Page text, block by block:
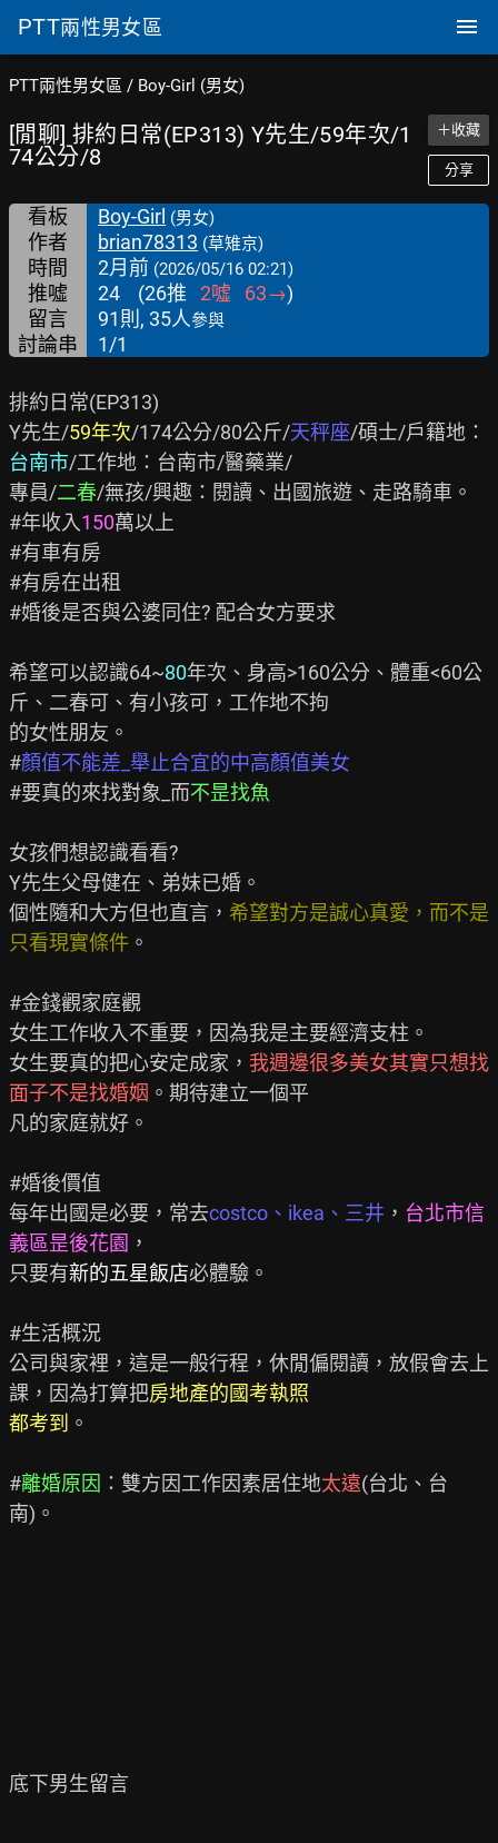
PTT兩性男女區
PTT兩性男女區 / Boy-Girl (男女)
[閒聊] 排約日常(EP313) Y先生/59年次/1
74公分/8
＋收藏
分享
看板 Boy-Girl (男女)
作者 brian78313 (草雉京)
時間 2月前 (2026/05/16 02:21)
推噓 24 (26推 2噓 63→)
留言
91則, 35人參與
討論串 1/1
排約日常(EP313)
Y先生/59年次/174公分/80公斤/天秤座/碩士/戶籍地：
台南市/工作地：台南市/醫藥業/
專員/二春/無孩/興趣：閱讀、出國旅遊、走路騎車。
#年收入150萬以上
#有車有房
#有房在出租
#婚後是否與公婆同住? 配合女方要求
希望可以認識64~80年次、身高>160公分、體重<60公
斤、二春可、有小孩可，工作地不拘
的女性朋友。
#顏值不能差_舉止合宜的中高顏值美女
#要真的來找對象_而不昰找魚
女孩們想認識看看?
Y先生父母健在、弟妹已婚。
個性隨和大方但也直言， 希望對方是誠心真愛，而不是
只看現實條件 。
#金錢觀家庭觀
女生工作收入不重要，因為我是主要經濟支柱。
女生要真的把心安定成家， 我週邊很多美女其實只想找
面子不是找婚姻 。期待建立一個平
凡的家庭就好。
#婚後價值
每年出國是必要，常去costco、ikea、三井 ， 台北市信
義區昰後花園 ，
只要有新的五星飯店必體驗。
#生活概況
公司與家裡，這是一般行程，休閒偏閱讀，放假會去上
課，因為打算把房地產的國考執照
都考到 。
#離婚原因 ：雙方因工作因素居住地太遠(台北、台
南)。
底下男生留言